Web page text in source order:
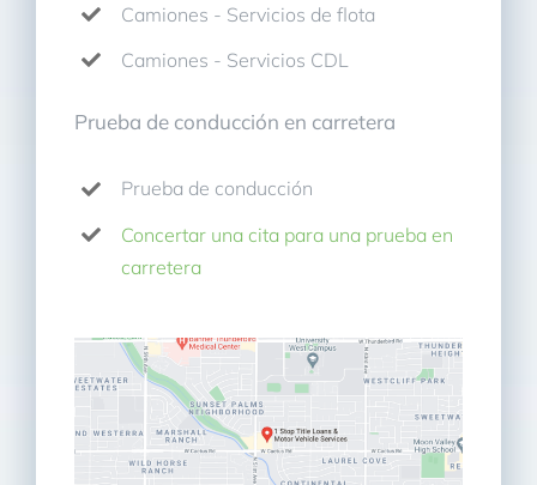
Camiones - Servicios de flota
Camiones - Servicios CDL
Prueba de conducción en carretera
Prueba de conducción
Concertar una cita para una prueba en
carretera